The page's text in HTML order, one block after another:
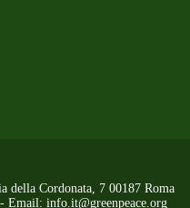
della Cordonata, 7 00187 Roma
Email: info.it@greenpeace.org